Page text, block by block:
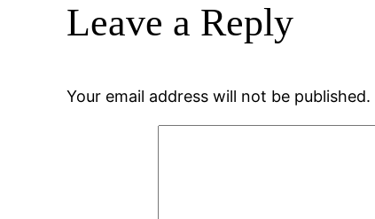
Leave a Reply
Your email address will not be published.